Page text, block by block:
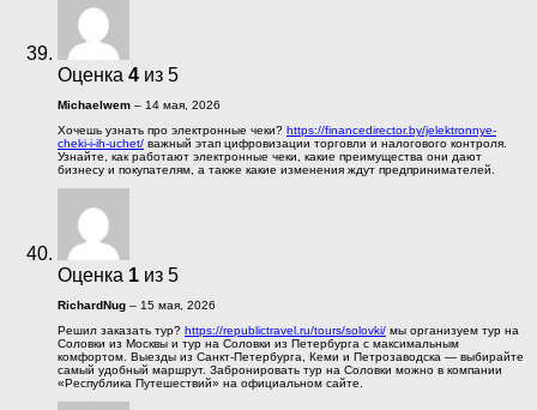
Оценка 4 из 5
Michaelwem – 14 мая, 2026
Хочешь узнать про электронные чеки? https://financedirector.by/jelektronnye-
cheki-i-ih-uchet/ важный этап цифровизации торговли и налогового контроля.
Узнайте, как работают электронные чеки, какие преимущества они дают
бизнесу и покупателям, а также какие изменения ждут предпринимателей.
Оценка 1 из 5
RichardNug – 15 мая, 2026
Решил заказать тур? https://republictravel.ru/tours/solovki/ мы организуем тур на
Соловки из Москвы и тур на Соловки из Петербурга с максимальным
комфортом. Выезды из Санкт-Петербурга, Кеми и Петрозаводска — выбирайте
самый удобный маршрут. Забронировать тур на Соловки можно в компании
«Республика Путешествий» на официальном сайте.